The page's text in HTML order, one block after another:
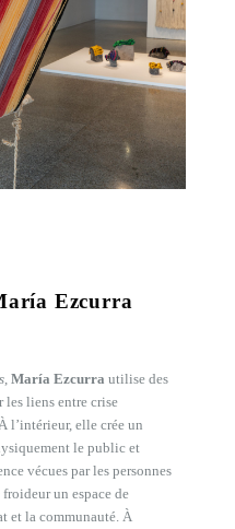
Ezcurra
María Ezcurra utilise des
les liens entre crise
l’intérieur, elle crée un
le public et
vécues par les personnes
un espace de
et la communauté. À